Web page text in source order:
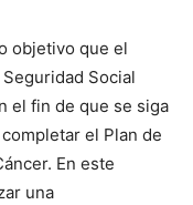
objetivo que el
Social
el fin de que se siga
el Plan de
En este
una